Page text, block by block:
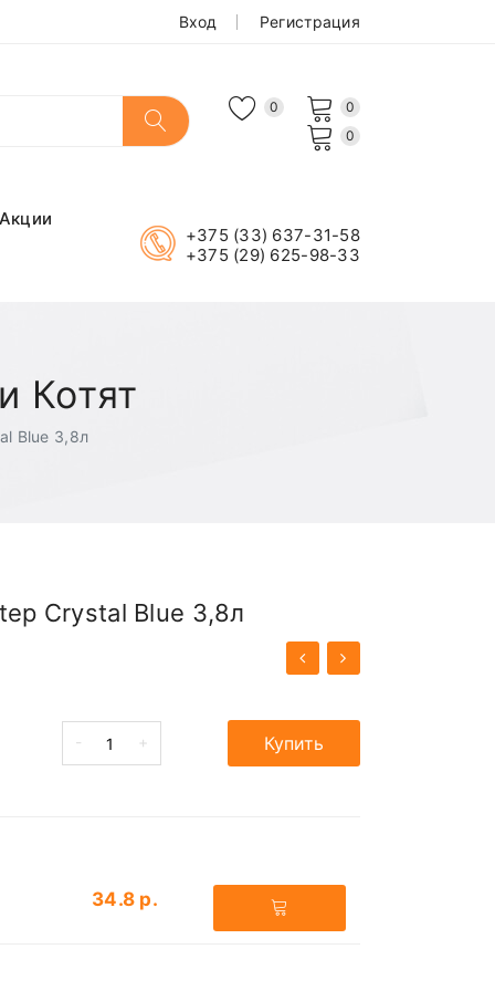
Вход Регистрация
0
0
0
+375 (33) 637-31-58
+375 (29) 625-98-33
Котят
Blue 3,8л
Crystal Blue 3,8л
- + Купить
34.8 р.